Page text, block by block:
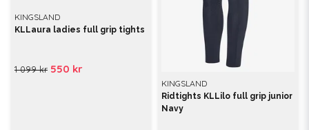
KINGSLAND
KLLaura ladies full grip tights
1 099 kr 550 kr
KINGSLAND
Ridtights KLLilo full grip junior
Navy